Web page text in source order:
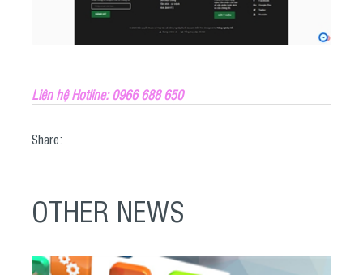
Liên hệ Hotline: 0966 688 650
Share:
OTHER NEWS